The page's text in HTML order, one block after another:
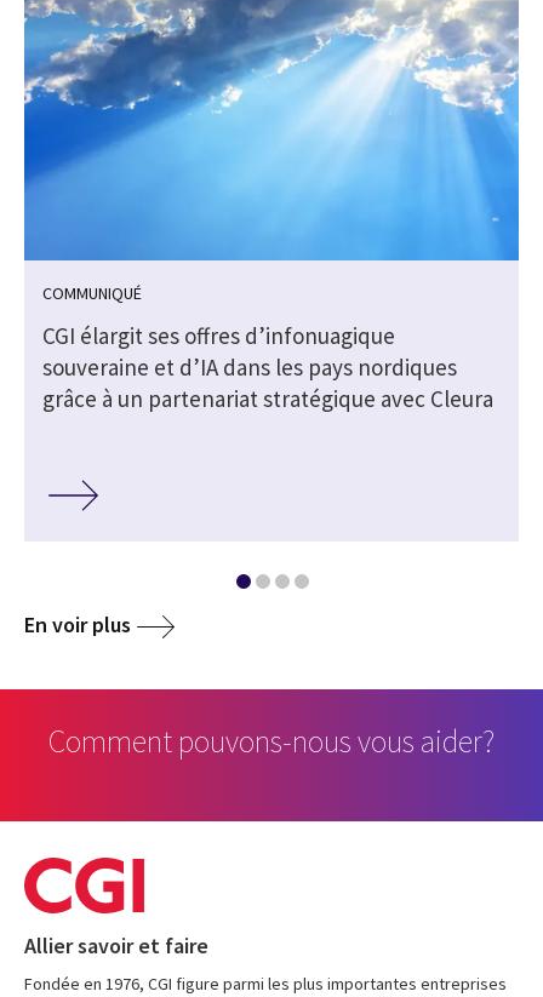
COMMUNIQUÉ
CGI élargit ses offres d’infonuagique
souveraine et d’IA dans les pays nordiques
grâce à un partenariat stratégique avec Cleura
En voir plus
Comment pouvons-nous vous aider?
Allier savoir et faire
Fondée en 1976, CGI figure parmi les plus importantes entreprises